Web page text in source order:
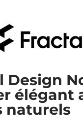
Design
élégant
naturels